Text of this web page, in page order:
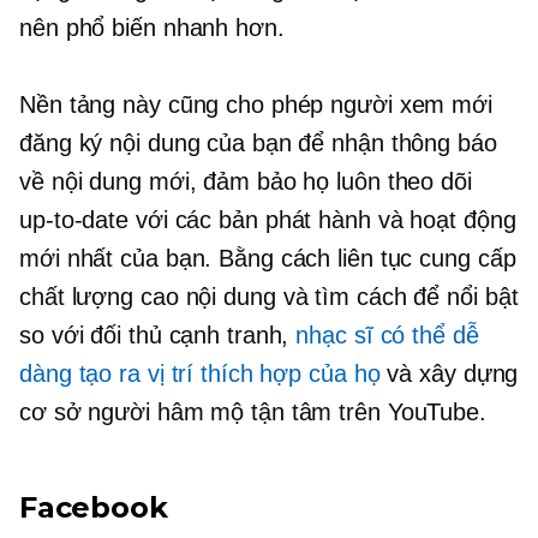
nên phổ biến nhanh hơn.
Nền tảng này cũng cho phép người xem mới
đăng ký nội dung của bạn để nhận thông báo
về nội dung mới, đảm bảo họ luôn theo dõi
up-to-date với các bản phát hành và hoạt động
mới nhất của bạn. Bằng cách liên tục cung cấp
chất lượng caonội dung và tìm cách để nổi bật
so với đối thủ cạnh tranh, nhạc sĩ có thể dễ
dàng tạo ra vị trí thích hợp của họvà xây dựng
cơ sở người hâm mộ tận tâm trên YouTube.
Facebook